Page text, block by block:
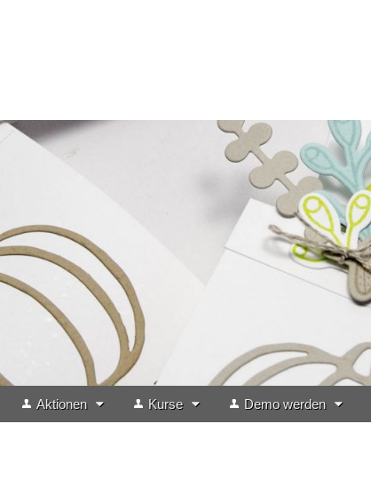
Aktionen Kurse Demo werden